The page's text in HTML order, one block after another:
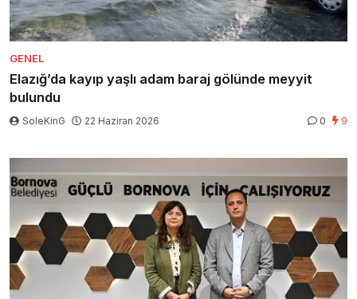
GENEL
Elazığ’da kayıp yaşlı adam baraj gölünde meyyit
bulundu
SoleKinG 22 Haziran 2026 0 9